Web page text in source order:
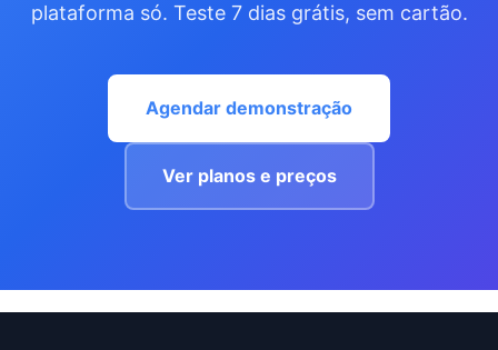
plataforma só. Teste 7 dias grátis, sem cartão.
Agendar demonstração
Ver planos e preços